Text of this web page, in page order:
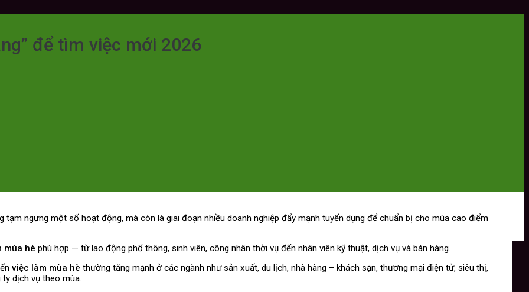
để tìm việc mới 2026
ngưng một số hoạt động, mà còn là giai đoạn nhiều doanh nghiệp đẩy mạnh tuyển dụng để chuẩn bị cho mùa cao điểm
mùa hè phù hợp — từ lao động phổ thông, sinh viên, công nhân thời vụ đến nhân viên kỹ thuật, dịch vụ và bán hàng.
việc làm mùa hè thường tăng mạnh ở các ngành như sản xuất, du lịch, nhà hàng – khách sạn, thương mại điện tử, siêu thị,
dịch vụ theo mùa.